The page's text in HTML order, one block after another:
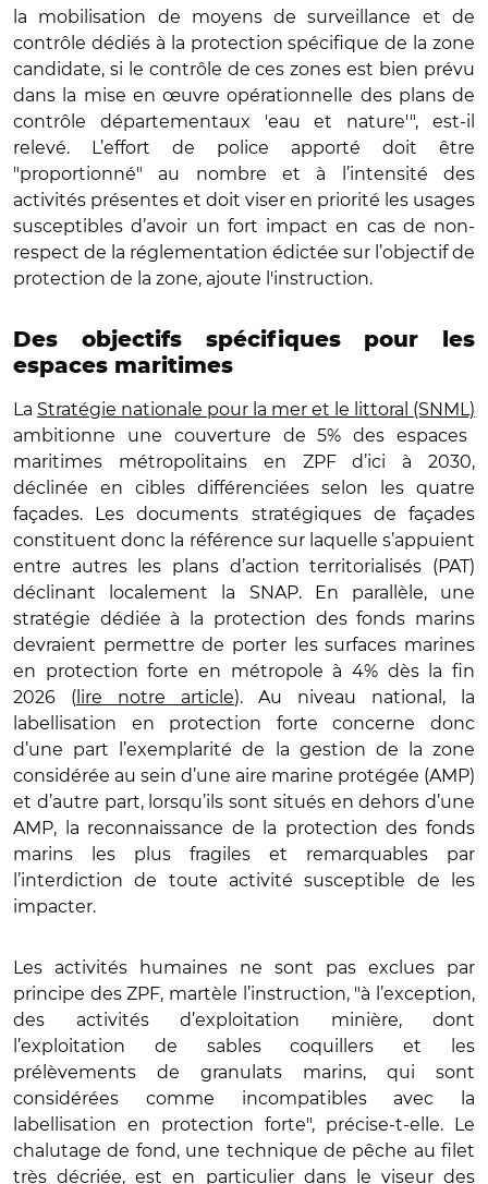
la mobilisation de moyens de surveillance et de
contrôle dédiés à la protection spécifique de la zone
candidate, si le contrôle de ces zones est bien prévu
dans la mise en œuvre opérationnelle des plans de
contrôle départementaux 'eau et nature'", est-il
relevé. L’effort de police apporté doit être
"proportionné" au nombre et à l’intensité des
activités présentes et doit viser en priorité les usages
susceptibles d’avoir un fort impact en cas de non-
respect de la réglementation édictée sur l’objectif de
protection de la zone, ajoute l'instruction.
Des objectifs spécifiques pour les
espaces maritimes
La Stratégie nationale pour la mer et le littoral (SNML)
ambitionne une couverture de 5% des espaces
maritimes métropolitains en ZPF d’ici à 2030,
déclinée en cibles différenciées selon les quatre
façades. Les documents stratégiques de façades
constituent donc la référence sur laquelle s’appuient
entre autres les plans d’action territorialisés (PAT)
déclinant localement la SNAP. En parallèle, une
stratégie dédiée à la protection des fonds marins
devraient permettre de porter les surfaces marines
en protection forte en métropole à 4% dès la fin
2026 ( lire notre article). Au niveau national, la
labellisation en protection forte concerne donc
d’une part l’exemplarité de la gestion de la zone
considérée au sein d’une aire marine protégée (AMP)
et d’autre part, lorsqu’ils sont situés en dehors d’une
AMP, la reconnaissance de la protection des fonds
marins les plus fragiles et remarquables par
l’interdiction de toute activité susceptible de les
impacter.
Les activités humaines ne sont pas exclues par
principe des ZPF, martèle l’instruction, "à l’exception,
des activités d’exploitation minière, dont
l’exploitation de sables coquillers et les
prélèvements de granulats marins, qui sont
considérées comme incompatibles avec la
labellisation en protection forte", précise-t-elle. Le
chalutage de fond, une technique de pêche au filet
très décriée, est en particulier dans le viseur des